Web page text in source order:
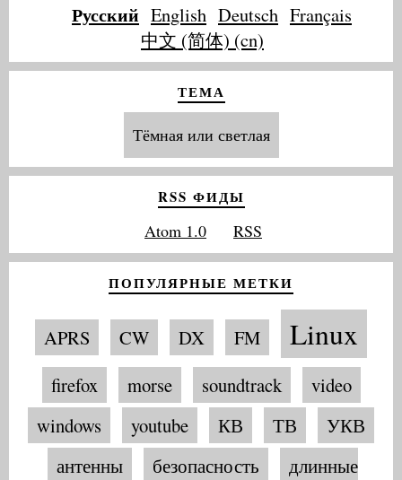
Русский English Deutsch Français
中文 (简体) (cn)
ТЕМА
Тёмная или светлая
RSS ФИДЫ
Atom 1.0 RSS
ПОПУЛЯРНЫЕ МЕТКИ
APRS CW DX FM Linux
firefox morse soundtrack
video
windows
youtube КВ ТВ
УКВ
антенны
безопасность
длинные